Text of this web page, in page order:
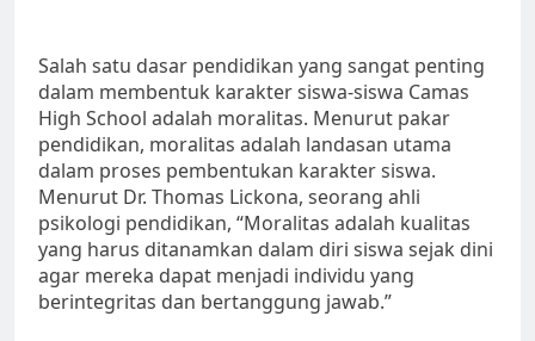
Salah satu dasar pendidikan yang sangat penting
dalam membentuk karakter siswa-siswa Camas
High School adalah moralitas. Menurut pakar
pendidikan, moralitas adalah landasan utama
dalam proses pembentukan karakter siswa.
Menurut Dr. Thomas Lickona, seorang ahli
psikologi pendidikan, “Moralitas adalah kualitas
yang harus ditanamkan dalam diri siswa sejak dini
agar mereka dapat menjadi individu yang
berintegritas dan bertanggung jawab.”